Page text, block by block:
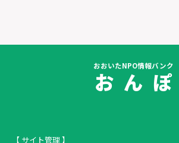
おおいたNPO情報バンク
お ん ぽ
【 サイト管理 】